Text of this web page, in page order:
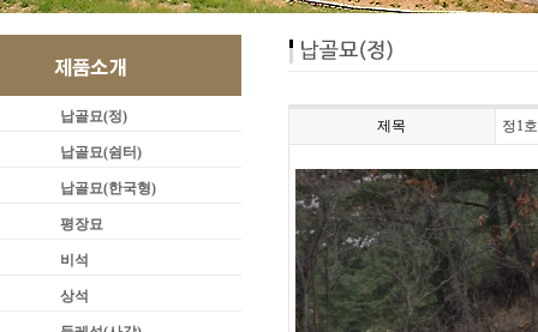
납골묘(정)
납골묘(쉼터)
납골묘(한국형)
평장묘
비석
상석
제목 정1